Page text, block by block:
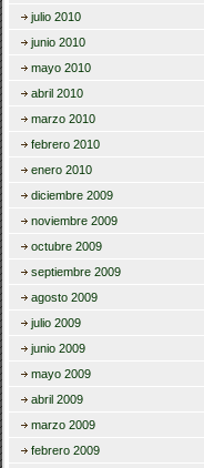
julio 2010
junio 2010
mayo 2010
abril 2010
marzo 2010
febrero 2010
enero 2010
diciembre 2009
noviembre 2009
octubre 2009
septiembre 2009
agosto 2009
julio 2009
junio 2009
mayo 2009
abril 2009
marzo 2009
febrero 2009